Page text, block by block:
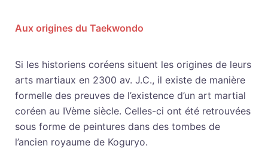
Aux origines du Taekwondo
Si les historiens coréens situent les origines de leurs
arts martiaux en 2300 av. J.C., il existe de manière
formelle des preuves de l’existence d’un art martial
coréen au IVème siècle. Celles-ci ont été retrouvées
sous forme de peintures dans des tombes de
l’ancien royaume de Koguryo.